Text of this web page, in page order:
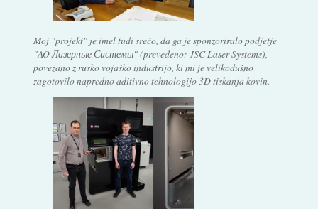
Moj "projekt" je imel tudi srečo, da ga je sponzoriralo podjetje
"AO Лазерные Системы" (prevedeno: JSC Laser Systems),
povezano z rusko vojaško industrijo, ki mi je velikodušno
zagotovilo napredno aditivno tehnologijo 3D tiskanja kovin.